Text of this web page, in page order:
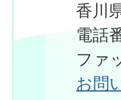
香川
電話
ファ
お問